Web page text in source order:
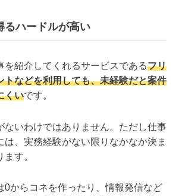
るハードルが高い
を紹介してくれるサービスであるフリ
トなどを利用しても、未経験だと案件
くいです。
ないわけではありません。ただし仕事
は、実務経験がない限りなかなか決ま
す。
0からコネを作ったり、情報発信など